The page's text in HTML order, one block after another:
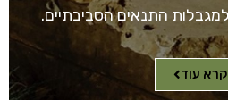
התנאים הסביבתיים.
קרא עוד